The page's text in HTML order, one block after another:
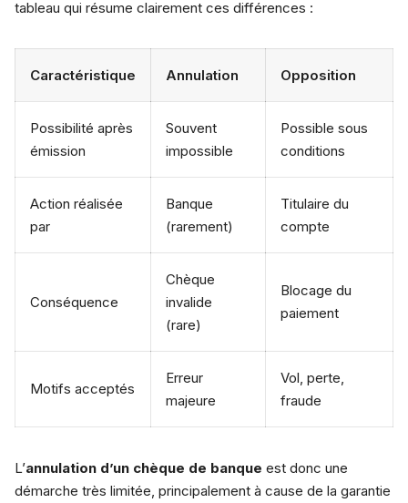
tableau qui résume clairement ces différences :
Caractéristique Annulation Opposition
Possibilité après
émission
Souvent
impossible
Possible sous
conditions
Action réalisée
par
Banque
(rarement)
Titulaire du
compte
Conséquence
Chèque
invalide
(rare)
Blocage du
paiement
Motifs acceptés
Erreur
majeure
Vol, perte,
fraude
L’annulation d’un chèque de banque est donc une
démarche très limitée, principalement à cause de la garantie